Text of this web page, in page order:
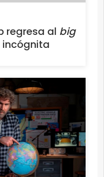
regresa al big